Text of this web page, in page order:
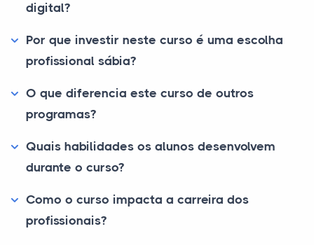
digital?
Por que investir neste curso é uma escolha
profissional sábia?
O que diferencia este curso de outros
programas?
Quais habilidades os alunos desenvolvem
durante o curso?
Como o curso impacta a carreira dos
profissionais?